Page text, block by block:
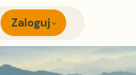
Zaloguj